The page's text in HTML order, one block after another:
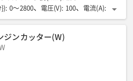
}): 0〜2800 電圧(V): 100 電流(A):
全長(mm): 435 全幅(mm): 約95
ジンカッター(W)